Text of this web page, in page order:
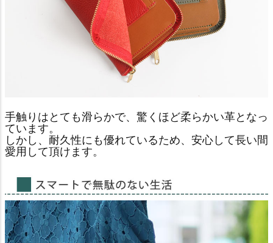
手触りはとても滑らかで、驚くほど柔らかい革となっ
ています。
しかし、耐久性にも優れているため、安心して長い間
愛用して頂けます。